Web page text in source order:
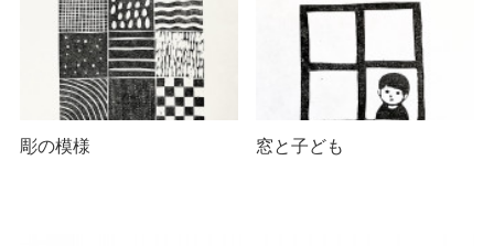
彫の模様 窓と子ども